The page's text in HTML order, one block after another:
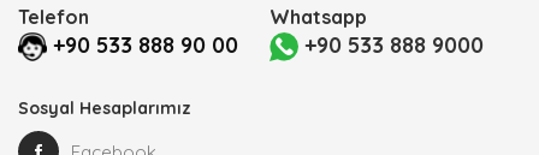
Telefon
+90 533 888 90 00
Whatsapp
+90 533 888 9000
Sosyal Hesaplarımız